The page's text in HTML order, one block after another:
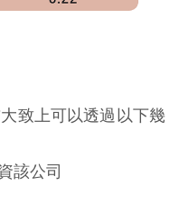
致上可以透過以下幾
該公司